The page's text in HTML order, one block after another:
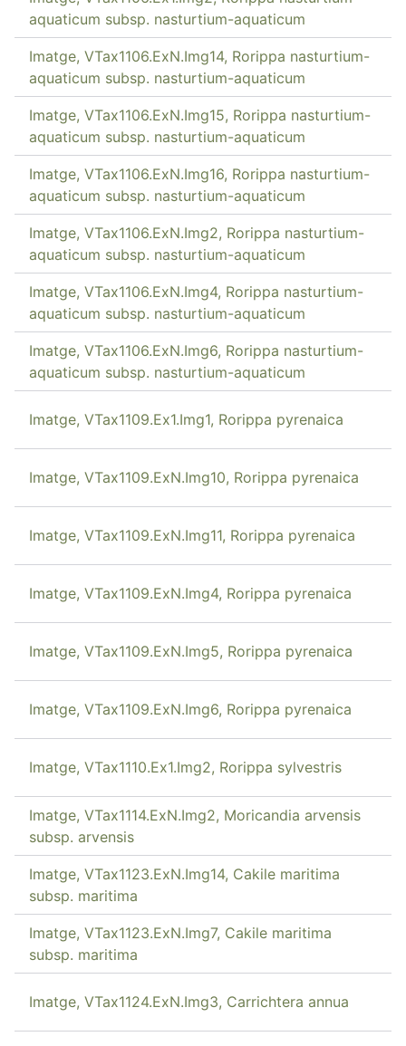
aquaticum subsp. nasturtium-aquaticum
Imatge, VTax1106.ExN.Img14, Rorippa nasturtium-
aquaticum subsp. nasturtium-aquaticum
Imatge, VTax1106.ExN.Img15, Rorippa nasturtium-
aquaticum subsp. nasturtium-aquaticum
Imatge, VTax1106.ExN.Img16, Rorippa nasturtium-
aquaticum subsp. nasturtium-aquaticum
Imatge, VTax1106.ExN.Img2, Rorippa nasturtium-
aquaticum subsp. nasturtium-aquaticum
Imatge, VTax1106.ExN.Img4, Rorippa nasturtium-
aquaticum subsp. nasturtium-aquaticum
Imatge, VTax1106.ExN.Img6, Rorippa nasturtium-
aquaticum subsp. nasturtium-aquaticum
Imatge, VTax1109.Ex1.Img1, Rorippa pyrenaica
Imatge, VTax1109.ExN.Img10, Rorippa pyrenaica
Imatge, VTax1109.ExN.Img11, Rorippa pyrenaica
Imatge, VTax1109.ExN.Img4, Rorippa pyrenaica
Imatge, VTax1109.ExN.Img5, Rorippa pyrenaica
Imatge, VTax1109.ExN.Img6, Rorippa pyrenaica
Imatge, VTax1110.Ex1.Img2, Rorippa sylvestris
Imatge, VTax1114.ExN.Img2, Moricandia arvensis
subsp. arvensis
Imatge, VTax1123.ExN.Img14, Cakile maritima
subsp. maritima
Imatge, VTax1123.ExN.Img7, Cakile maritima
subsp. maritima
Imatge, VTax1124.ExN.Img3, Carrichtera annua